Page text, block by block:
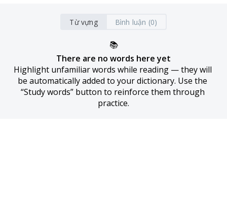
Từ vựng Bình luận (0)
📚
There are no words here yet
Highlight unfamiliar words while reading — they will
be automatically added to your dictionary. Use the
“Study words” button to reinforce them through
practice.